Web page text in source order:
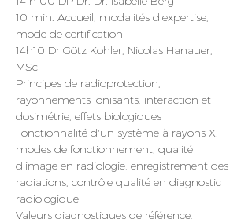
10 min. Accueil, modalités d'expertise,
mode de certification
14h10 Dr Götz Kohler, Nicolas Hanauer,
MSc
Principes de radioprotection,
rayonnements ionisants, interaction et
dosimétrie, effets biologiques
Fonctionnalité d'un système à rayons X,
modes de fonctionnement, qualité
d'image en radiologie, enregistrement des
radiations, contrôle qualité en diagnostic
radiologique
Valeurs diagnostiques de référence,